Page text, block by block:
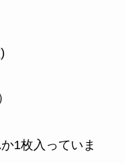
1枚入っていま